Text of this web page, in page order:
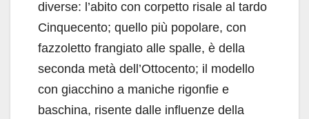
diverse: l’abito con corpetto risale al tardo
Cinquecento; quello più popolare, con
fazzoletto frangiato alle spalle, è della
seconda metà dell’Ottocento; il modello
con giacchino a maniche rigonfie e
baschina, risente dalle influenze della